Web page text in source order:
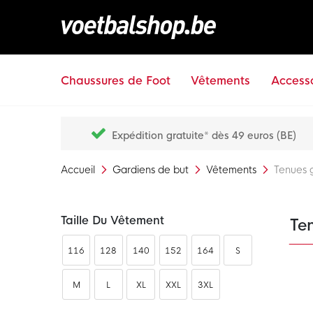
Chaussures de Foot Vêtements
Expédition gratuite* dès 49 euros (BE)
Accueil Gardiens de but Vêtements Tenues
Taille Du Vêtement
116 128 140 152 164 S
M L XL XXL 3XL